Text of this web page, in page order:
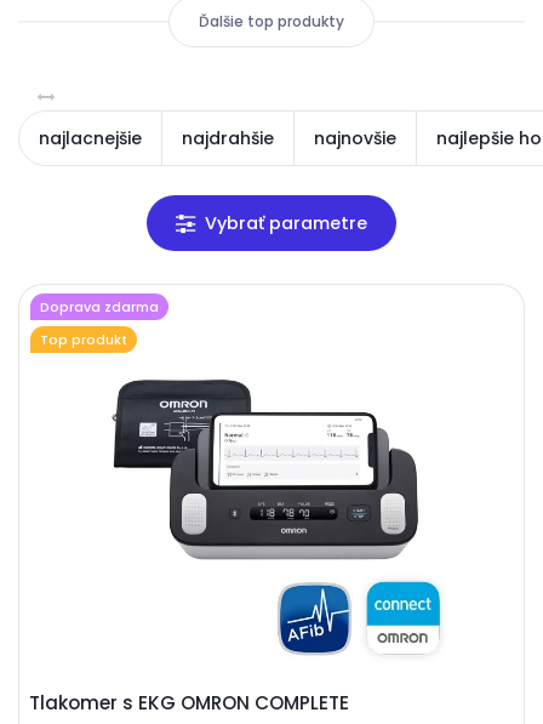
Ďalšie top produkty
najlacnejšie najdrahšie najnovšie najlepšie
Tlakomer s EKG OMRON COMPLETE
Doprava zdarma
Top produkt